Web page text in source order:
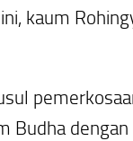
kaum